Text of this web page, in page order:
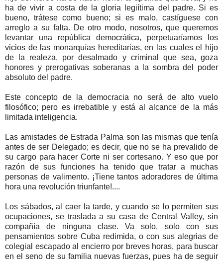
ha de vivir a costa de la gloria legiítima del padre. Si es
bueno, trátese como bueno; si es malo, castíguese con
arreglo a su falta. De otro modo, nosotros, que queremos
levantar una república democrática, perpetuaríamos los
vicios de las monarquías hereditarias, en las cuales el hijo
de la realeza, por desalmado y criminal que sea, goza
honores y prerogativas soberanas a la sombra del poder
absoluto del padre.
Este concepto de la democracia no será de alto vuelo
filosófico; pero es irrebatible y está al alcance de la más
limitada inteligencia.
Las amistades de Estrada Palma son las mismas que tenía
antes de ser Delegado; es decir, que no se ha prevalido de
su cargo para hacer Corte ni ser cortesano. Y eso que por
razón de sus funciones ha tenido que tratar a muchas
personas de valimento. ¡Tiene tantos adoradores de última
hora una revolución triunfante!....
Los sábados, al caer la tarde, y cuando se lo permiten sus
ocupaciones, se traslada a su casa de Central Valley, sin
compañía de ninguna clase. Va solo, solo con sus
pensamientos sobre Cuba redimida, o con sus alegrias de
colegial escapado al encierro por breves horas, para buscar
en el seno de su familia nuevas fuerzas, pues ha de seguir